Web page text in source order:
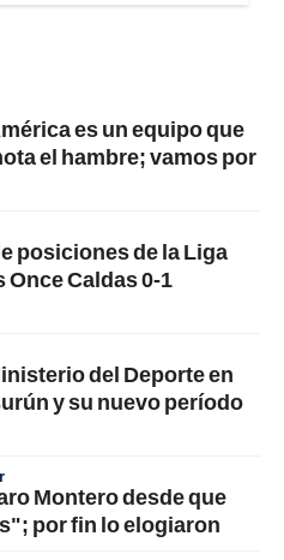
es un equipo que
el hambre; vamos por
posiciones de la Liga
Once Caldas 0-1
del Deporte en
y su nuevo período
Montero desde que
por fin lo elogiaron